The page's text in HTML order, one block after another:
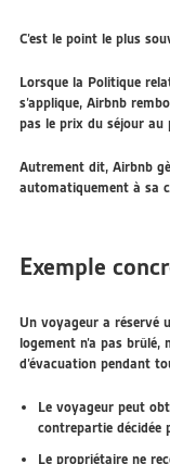
C’est le point le plus
Lorsque la Politique
s’applique, Airbnb
pas le prix du séjour au
Autrement dit, Airbnb
automatiquement à sa
Exemple
Un voyageur a réservé
logement n’a pas brûlé,
d’évacuation pendant
Le voyageur peut
contrepartie décidée
Le propriétaire ne